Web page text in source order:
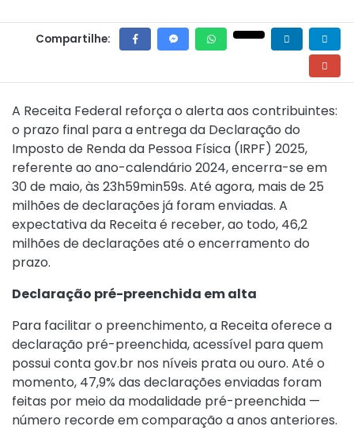
Compartilhe:
A Receita Federal reforça o alerta aos contribuintes:
o prazo final para a entrega da Declaração do
Imposto de Renda da Pessoa Física (IRPF) 2025,
referente ao ano-calendário 2024, encerra-se em
30 de maio, às 23h59min59s. Até agora, mais de 25
milhões de declarações já foram enviadas. A
expectativa da Receita é receber, ao todo, 46,2
milhões de declarações até o encerramento do
prazo.
Declaração pré-preenchida em alta
Para facilitar o preenchimento, a Receita oferece a
declaração pré-preenchida, acessível para quem
possui conta gov.br nos níveis prata ou ouro. Até o
momento, 47,9% das declarações enviadas foram
feitas por meio da modalidade pré-preenchida —
número recorde em comparação a anos anteriores.